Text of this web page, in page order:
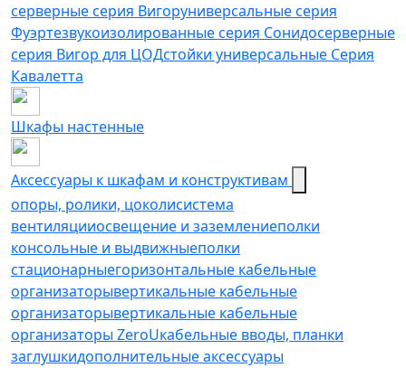
серверные серия Вигоруниверсальные серия
Фуэртезвукоизолированные серия Сонидосерверные
серия Вигор для ЦОДстойки универсальные Серия
Кавалетта
Шкафы настенные
Аксессуары к шкафам и конструктивам
опоры, ролики, цоколиcистема
вентиляцииосвещение и заземлениеполки
консольные и выдвижныеполки
стационарныегоризонтальные кабельные
организаторывертикальные кабельные
организаторывертикальные кабельные
организаторы ZeroUкабельные вводы, планки
заглушкидополнительные аксессуары